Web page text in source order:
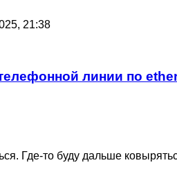
21:38
линии по
Где-то буду дальше